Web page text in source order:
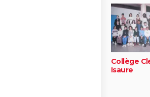
Collège
Isaure